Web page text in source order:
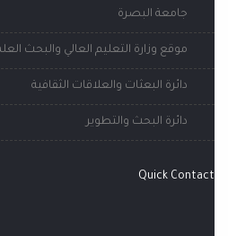
جامعة البصرة
موقع وزارة التعليم العالي والبحث العلمي
دائرة البعثات والعلاقات الثقافية
دائرة البحث والتطوير
Quick Contact